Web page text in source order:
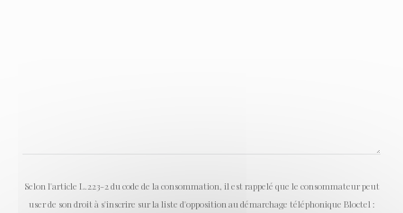
Selon l'article L.223-2 du code de la consommation, il est rappelé que le consommateur peut
user de son droit à s'inscrire sur la liste d'opposition au démarchage téléphonique Bloctel :